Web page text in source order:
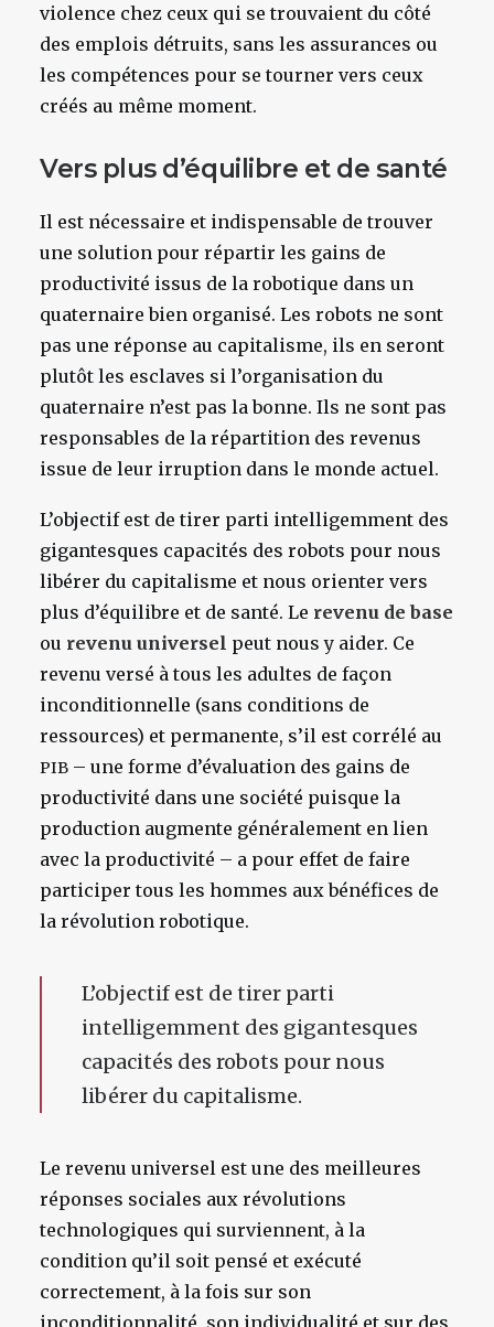
violence chez ceux qui se trouvaient du côté
des emplois détruits, sans les assurances ou
les compétences pour se tourner vers ceux
créés au même moment.
Vers plus d’équilibre et de santé
Il est nécessaire et indispensable de trouver
une solution pour répartir les gains de
productivité issus de la robotique dans un
quaternaire bien organisé. Les robots ne sont
pas une réponse au capitalisme, ils en seront
plutôt les esclaves si l’organisation du
quaternaire n’est pas la bonne. Ils ne sont pas
responsables de la répartition des revenus
issue de leur irruption dans le monde actuel.
L’objectif est de tirer parti intelligemment des
gigantesques capacités des robots pour nous
libérer du capitalisme et nous orienter vers
plus d’équilibre et de santé. Le revenu de base
ou revenu universel peut nous y aider. Ce
revenu versé à tous les adultes de façon
inconditionnelle (sans conditions de
ressources) et permanente, s’il est corrélé au
PIB – une forme d’évaluation des gains de
productivité dans une société puisque la
production augmente généralement en lien
avec la productivité – a pour effet de faire
participer tous les hommes aux bénéfices de
la révolution robotique.
L’objectif est de tirer parti
intelligemment des gigantesques
capacités des robots pour nous
libérer du capitalisme.
Le revenu universel est une des meilleures
réponses sociales aux révolutions
technologiques qui surviennent, à la
condition qu’il soit pensé et exécuté
correctement, à la fois sur son
inconditionnalité, son individualité et sur des